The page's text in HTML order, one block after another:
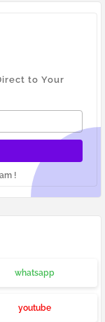
to Your
!
whatsapp
youtube